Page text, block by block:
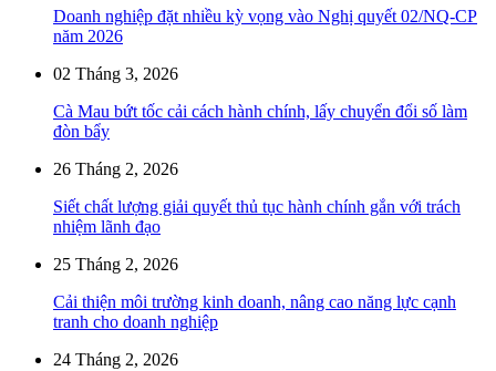
Doanh nghiệp đặt nhiều kỳ vọng vào Nghị quyết 02/NQ-CP
năm 2026
02 Tháng 3, 2026
Cà Mau bứt tốc cải cách hành chính, lấy chuyển đổi số làm
đòn bẩy
26 Tháng 2, 2026
Siết chất lượng giải quyết thủ tục hành chính gắn với trách
nhiệm lãnh đạo
25 Tháng 2, 2026
Cải thiện môi trường kinh doanh, nâng cao năng lực cạnh
tranh cho doanh nghiệp
24 Tháng 2, 2026